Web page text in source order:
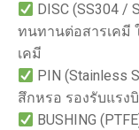
DISC (SS304
ทนทานต่อสารเคมี
เคมี
PIN (Stainless
สึกหรอ รองรับแรง
BUSHING